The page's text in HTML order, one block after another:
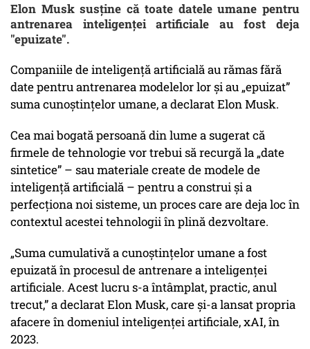
Elon Musk susține că toate datele umane pentru
antrenarea inteligenței artificiale au fost deja
"epuizate".
Companiile de inteligență artificială au rămas fără
date pentru antrenarea modelelor lor și au „epuizat”
suma cunoștințelor umane, a declarat Elon Musk.
Cea mai bogată persoană din lume a sugerat că
firmele de tehnologie vor trebui să recurgă la „date
sintetice” – sau materiale create de modele de
inteligență artificială – pentru a construi și a
perfecționa noi sisteme, un proces care are deja loc în
contextul acestei tehnologii în plină dezvoltare.
„Suma cumulativă a cunoștințelor umane a fost
epuizată în procesul de antrenare a inteligenței
artificiale. Acest lucru s-a întâmplat, practic, anul
trecut,” a declarat Elon Musk, care și-a lansat propria
afacere în domeniul inteligenței artificiale, xAI, în
2023.